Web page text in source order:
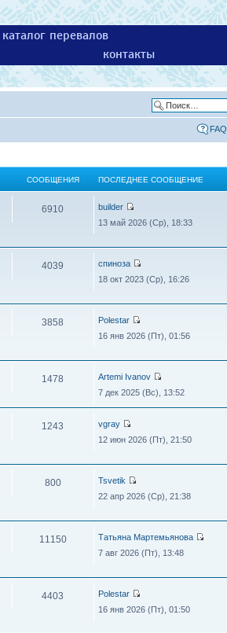
каталог перевалов
контакты
FAQ
СООБЩЕНИЯ ПОСЛЕДНЕЕ СООБЩЕНИЕ
6910
builder
13 май 2026 (Ср), 18:33
4039
спиноза
18 окт 2023 (Ср), 16:26
3858
Polestar
16 янв 2026 (Пт), 01:56
1478
Artemi Ivanov
7 дек 2025 (Вс), 13:52
1243
vgray
12 июн 2026 (Пт), 21:50
800
Tsvetik
22 апр 2026 (Ср), 21:38
11150
Татьяна Мартемьянова
7 авг 2026 (Пт), 13:48
4403
Polestar
16 янв 2026 (Пт), 01:50